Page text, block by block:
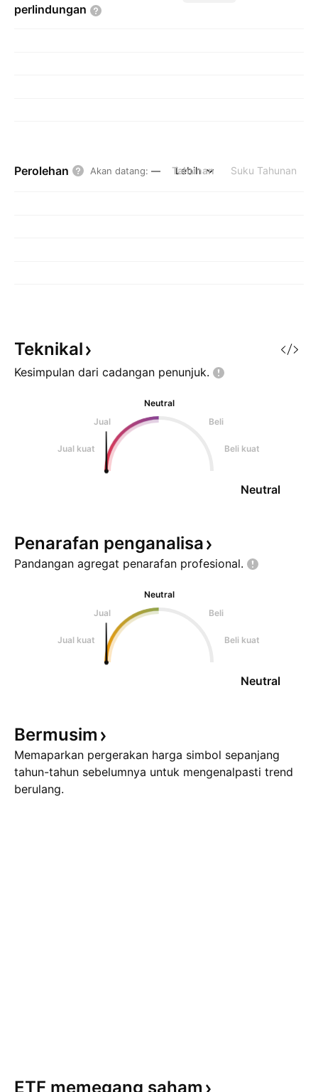
perlindungan
Perolehan Akan datang: — Tahunan Suku Tahunan
Lebih
Teknikal
Kesimpulan dari cadangan penunjuk.
Neutral
Jual
Beli
Jual kuat Beli kuat
Neutral
Penarafan penganalisa
Pandangan agregat penarafan profesional.
Neutral
Jual
Beli
Jual kuat Beli kuat
Neutral
Bermusim
Memaparkan pergerakan harga simbol sepanjang
tahun-tahun sebelumnya untuk mengenalpasti trend
berulang.
ETF memegang saham